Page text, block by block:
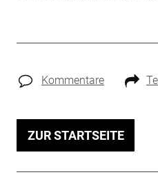
Kommentare
ZUR STARTSEITE